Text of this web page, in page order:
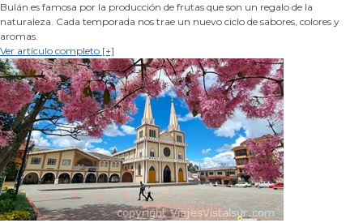
Bulán es famosa por la producción de frutas que son un regalo de la
naturaleza. Cada temporada nos trae un nuevo ciclo de sabores, colores y
aromas.
Ver artículo completo [+]